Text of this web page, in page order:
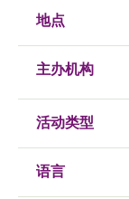
地点
主办机构
活动类型
语言